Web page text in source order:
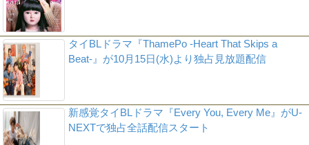
タイBLドラマ『ThamePo -Heart That Skips a
Beat-』が10月15日(水)より独占見放題配信
新感覚タイBLドラマ『Every You, Every Me』がU-
NEXTで独占全話配信スタート